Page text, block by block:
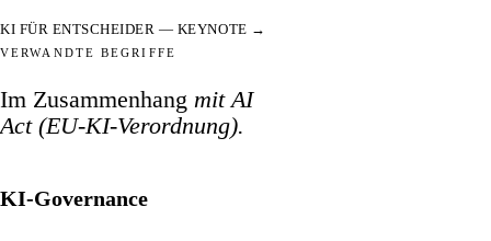
KI FÜR ENTSCHEIDER — KEYNOTE →
VERWANDTE BEGRIFFE
Im Zusammenhang mit AI
Act (EU-KI-Verordnung).
KI-Governance